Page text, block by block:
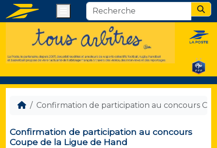
Confirmation de participation au concours
Confirmation de participation au concours
Coupe de la Ligue de Hand